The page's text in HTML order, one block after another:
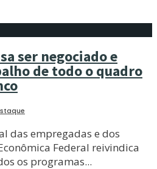
ser negociado e
de todo o quadro
das empregadas e dos
Federal reivindica
os programas...